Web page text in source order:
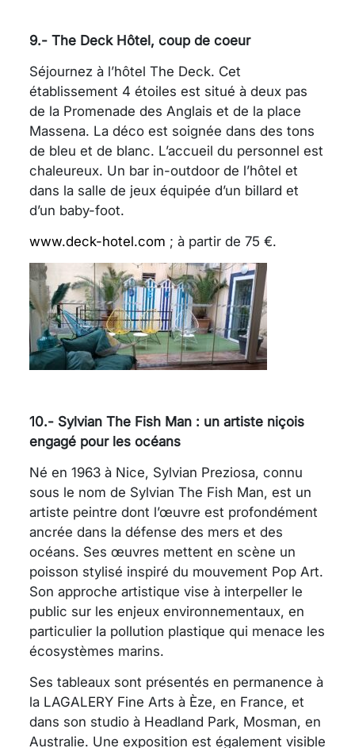
9.- The Deck Hôtel, coup de coeur
Séjournez à l’hôtel The Deck. Cet
établissement 4 étoiles est situé à deux pas
de la Promenade des Anglais et de la place
Massena. La déco est soignée dans des tons
de bleu et de blanc. L’accueil du personnel est
chaleureux. Un bar in-outdoor de l’hôtel et
dans la salle de jeux équipée d’un billard et
d’un baby-foot.
www.deck-hotel.com ; à partir de 75 €.
10.- Sylvian The Fish Man : un artiste niçois
engagé pour les océans
Né en 1963 à Nice, Sylvian Preziosa, connu
sous le nom de Sylvian The Fish Man, est un
artiste peintre dont l’œuvre est profondément
ancrée dans la défense des mers et des
océans. Ses œuvres mettent en scène un
poisson stylisé inspiré du mouvement Pop Art.
Son approche artistique vise à interpeller le
public sur les enjeux environnementaux, en
particulier la pollution plastique qui menace les
écosystèmes marins.
Ses tableaux sont présentés en permanence à
la LAGALERY Fine Arts à Èze, en France, et
dans son studio à Headland Park, Mosman, en
Australie. Une exposition est également visible